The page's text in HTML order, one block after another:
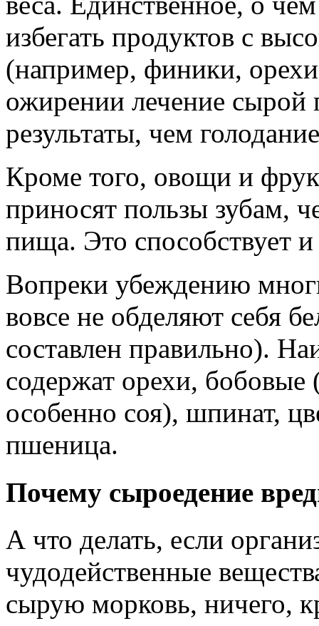
избегать продуктов с
(например, финики,
ожирении лечение
результаты, чем
Кроме того, овощи и
приносят пользы зубам,
пища. Это способствует
Вопреки убеждению
вовсе не обделяют себя
составлен правильно).
содержат орехи, бобовые
особенно соя), шпинат,
пшеница.
Почему сыроедение
А что делать, если
чудодейственные
сырую морковь, ничего,